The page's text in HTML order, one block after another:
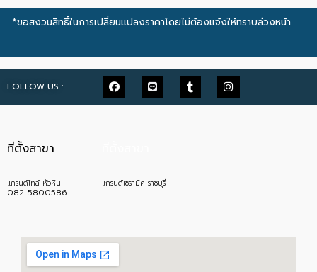
*ขอสงวนสิทธิ์ในการเปลี่ยนแปลงราคาโดยไม่ต้องแจ้งให้ทราบล่วงหน้า
FOLLOW US :
ที่ตั้งสาขา
แกรนด์ไทล์ หัวหิน
082-5800586
แกรนด์เซรามิค ราชบุรี